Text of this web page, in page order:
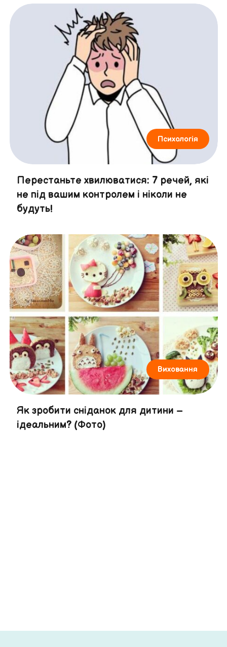
Психологія
Перестаньте хвилюватися: 7 речей, які
не під вашим контролем і ніколи не
будуть!
Виховання
Як зробити сніданок для дитини –
ідеальним? (Фото)